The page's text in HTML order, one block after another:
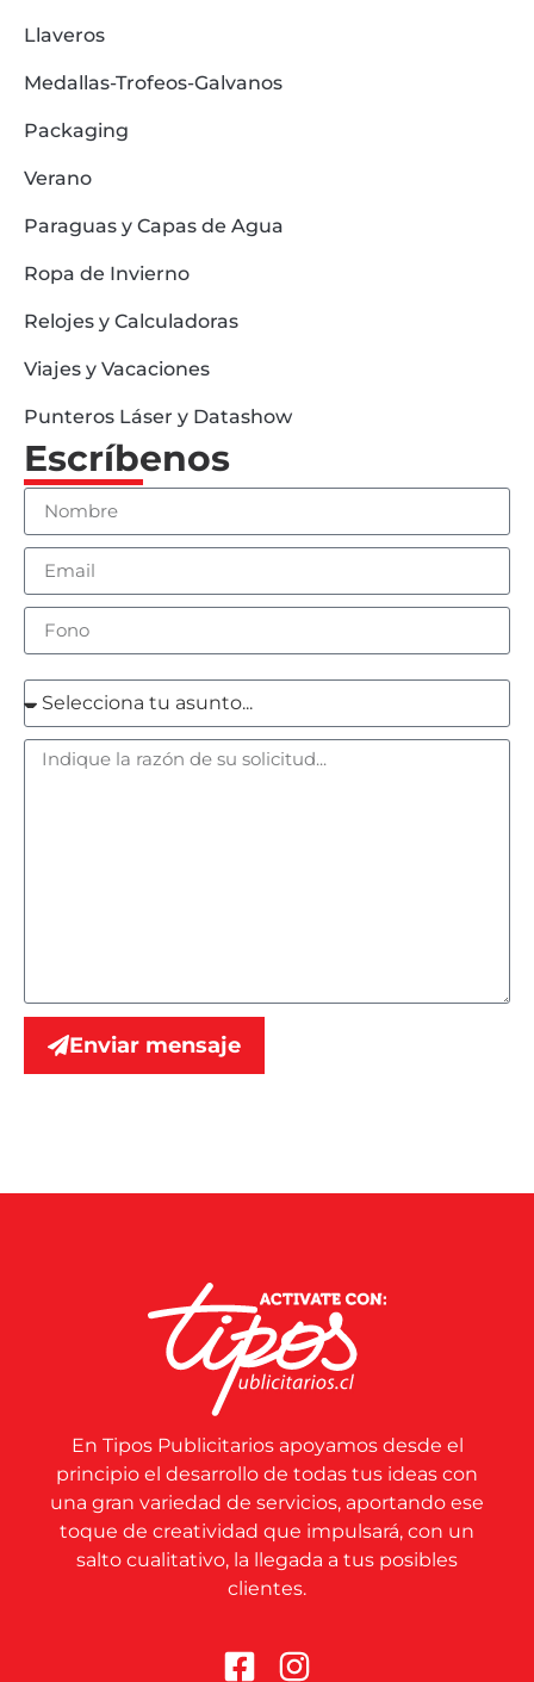
Llaveros
Medallas-Trofeos-Galvanos
Packaging
Verano
Paraguas y Capas de Agua
Ropa de Invierno
Relojes y Calculadoras
Viajes y Vacaciones
Punteros Láser y Datashow
Escríbenos
Enviar mensaje
En Tipos Publicitarios apoyamos desde el
principio el desarrollo de todas tus ideas con
una gran variedad de servicios, aportando ese
toque de creatividad que impulsará, con un
salto cualitativo, la llegada a tus posibles
clientes.